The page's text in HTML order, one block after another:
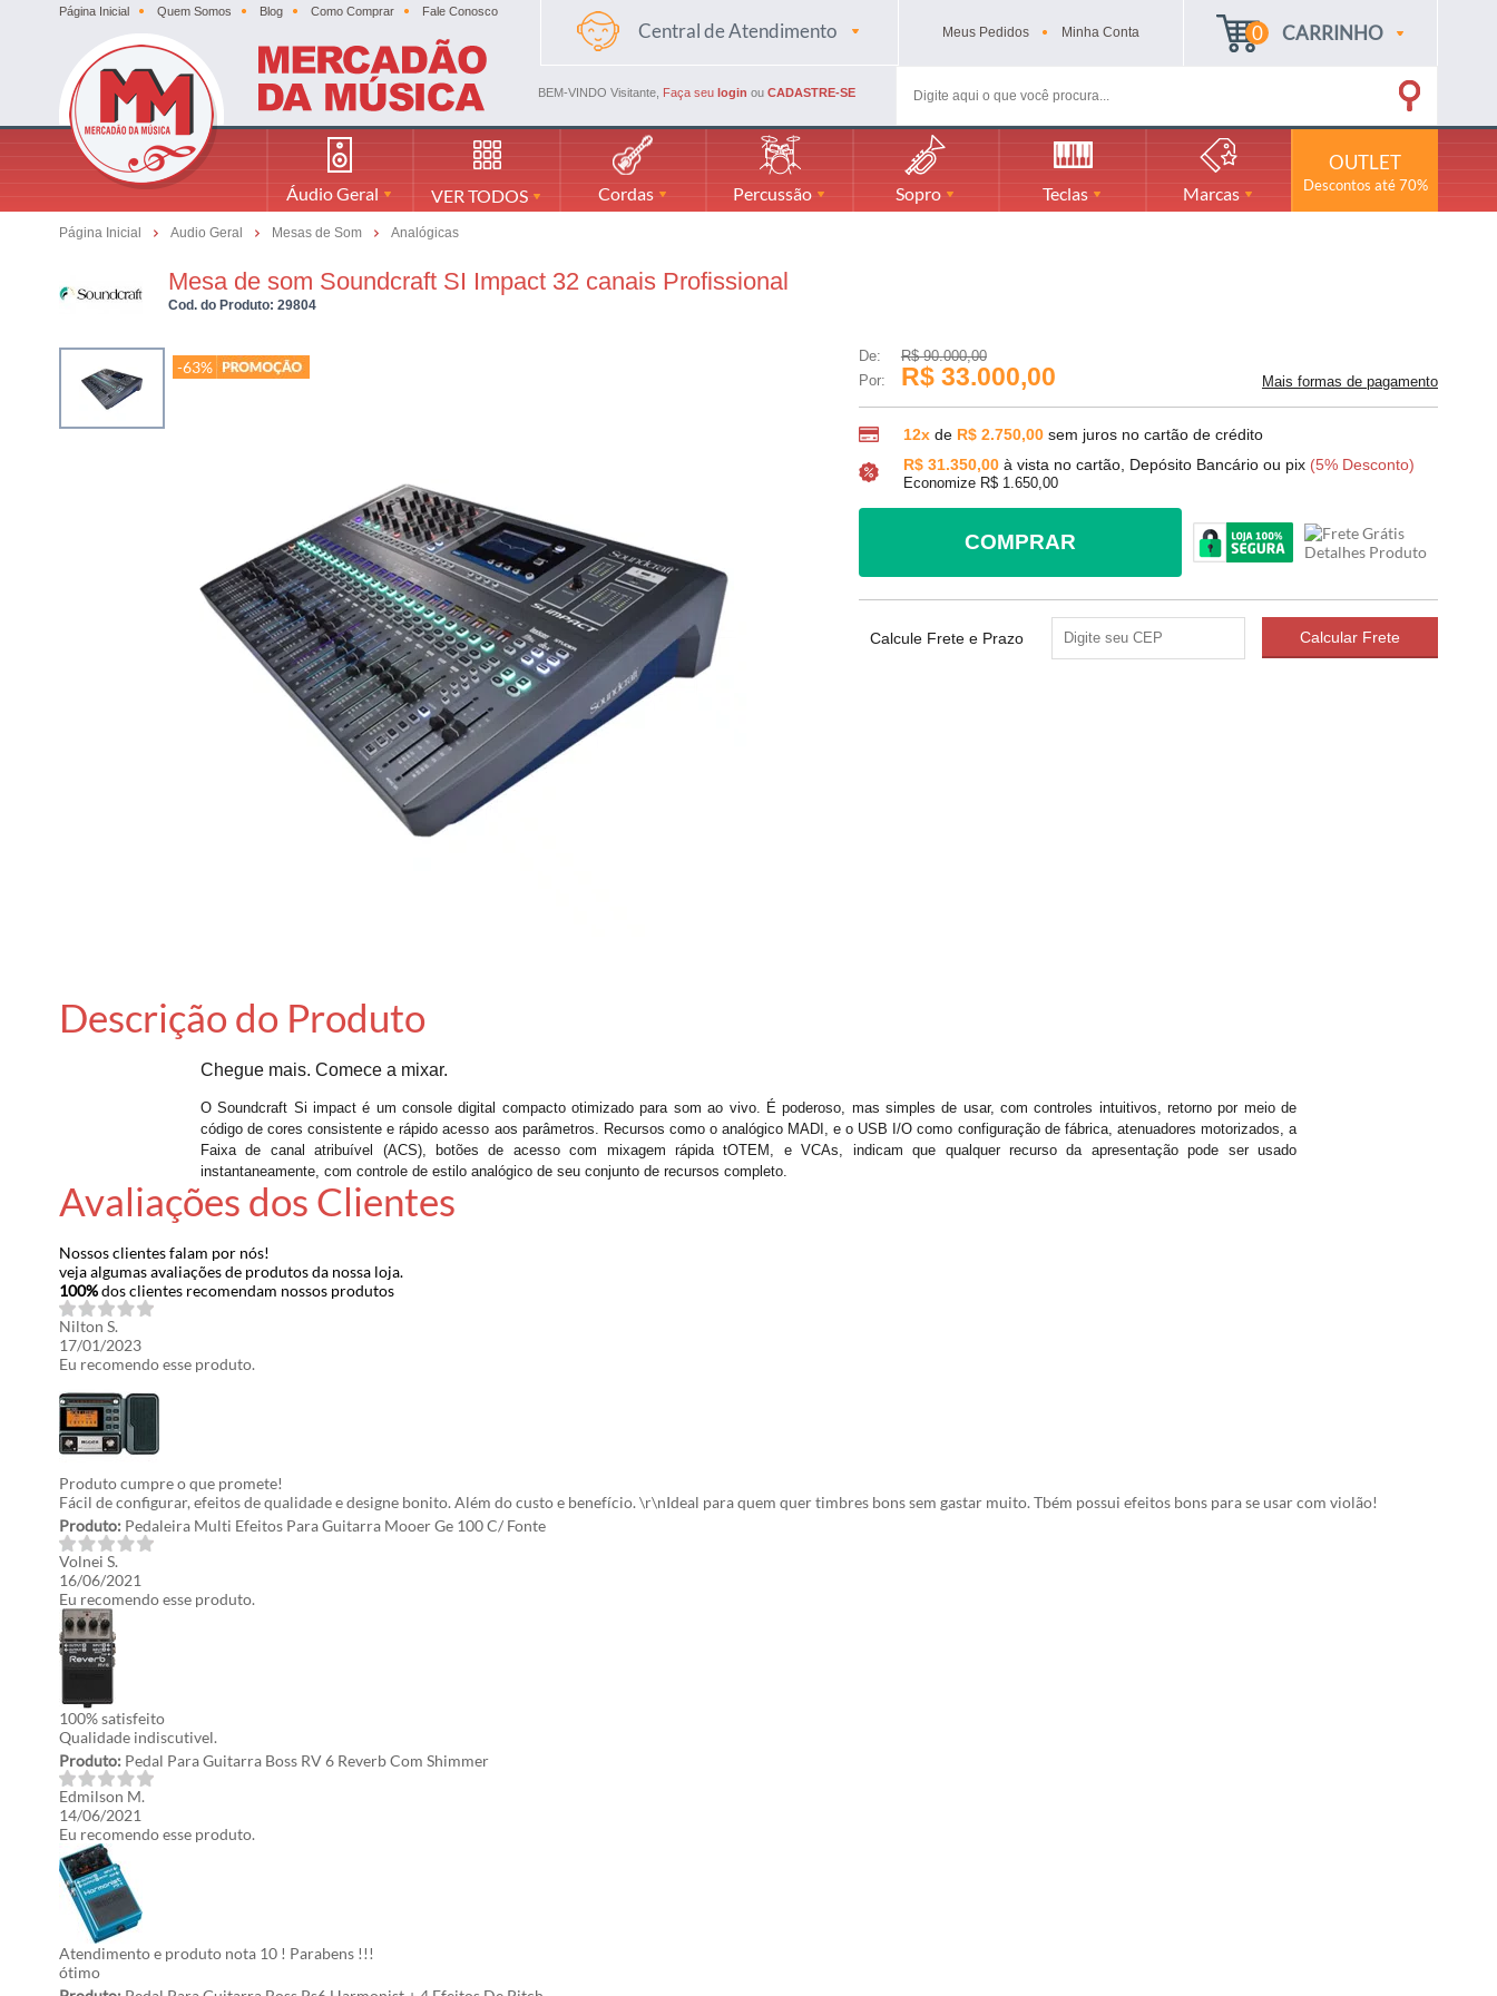
Página Inicial Quem Somos Blog Como Comprar Fale Conosco
0 CARRINHO
Meus Pedidos Minha Conta
Central de Atendimento
(48) 988594116
BEM-VINDO Visitante, Faça seu login ou CADASTRE-SE
Áudio Geral VER TODOS Cordas Percussão Sopro Teclas Marcas
OUTLET
Descontos até 70%
Página Inicial Audio Geral Mesas de Som Analógicas
Mesa de som Soundcraft SI Impact 32 canais Profissional
Cod. do Produto: 29804
-63%
De:
R$ 90.000,00
Por:
R$ 33.000,00 Mais formas de pagamento
12x de R$ 2.750,00 sem juros no cartão de crédito
R$ 31.350,00à vista no cartão, Depósito Bancário ou pix (5% Desconto)
Economize R$ 1.650,00
COMPRAR
Calcule Frete e Prazo
Descrição do Produto
Chegue mais. Comece a mixar.
O Soundcraft Si impact é um console digital compacto otimizado para som ao vivo. É poderoso, mas simples de usar, com controles intuitivos, retorno por meio de
código de cores consistente e rápido acesso aos parâmetros. Recursos como o analógico MADI, e o USB I/O como configuração de fábrica, atenuadores motorizados, a
Faixa de canal atribuível (ACS), botões de acesso com mixagem rápida tOTEM, e VCAs, indicam que qualquer recurso da apresentação pode ser usado
instantaneamente, com controle de estilo analógico de seu conjunto de recursos completo.
Avaliações dos Clientes
Nossos clientes falam por nós!
veja algumas avaliações de produtos da nossa loja.
100%dos clientes recomendam nossos produtos
Nilton S.
17/01/2023
Eu recomendo esse produto.
Produto cumpre o que promete!
Fácil de configurar, efeitos de qualidade e designe bonito. Além do custo e benefício. \r\nIdeal para quem quer timbres bons sem gastar muito. Tbém possui efeitos bons para se usar com violão!
Produto: Pedaleira Multi Efeitos Para Guitarra Mooer Ge 100 C/ Fonte
Volnei S.
16/06/2021
Eu recomendo esse produto.
100% satisfeito
Qualidade indiscutivel.
Produto: Pedal Para Guitarra Boss RV 6 Reverb Com Shimmer
Edmilson M.
14/06/2021
Eu recomendo esse produto.
Atendimento e produto nota 10 ! Parabens !!!
ótimo